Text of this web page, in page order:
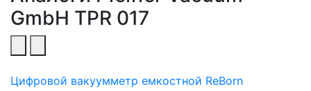
GmbH TPR 017
Цифровой вакуумметр емкостной ReBorn